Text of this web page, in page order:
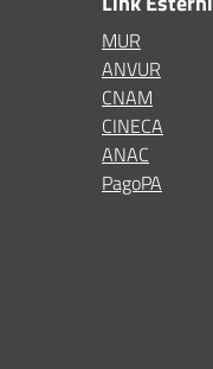
MUR
ANVUR
CNAM
CINECA
ANAC
PagoPA